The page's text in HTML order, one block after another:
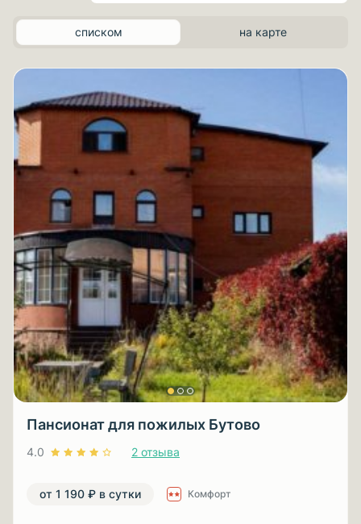
списком на карте
Пансионат для пожилых Бутово
4.0 2 отзыва
от 1 190 ₽ в сутки Комфорт